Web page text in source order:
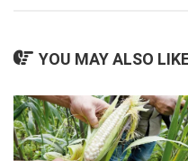
YOU MAY ALSO